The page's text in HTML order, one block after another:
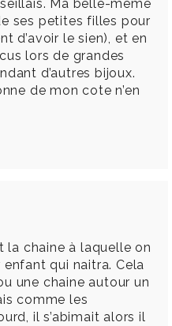
Ma belle-meme
ses petites filles pour
d’avoir le sien), et en
lors de grandes
d’autres bijoux.
de mon cote n’en
la chaine à laquelle on
qui naitra. Cela
une chaine autour un
comme les
il s’abimait alors il